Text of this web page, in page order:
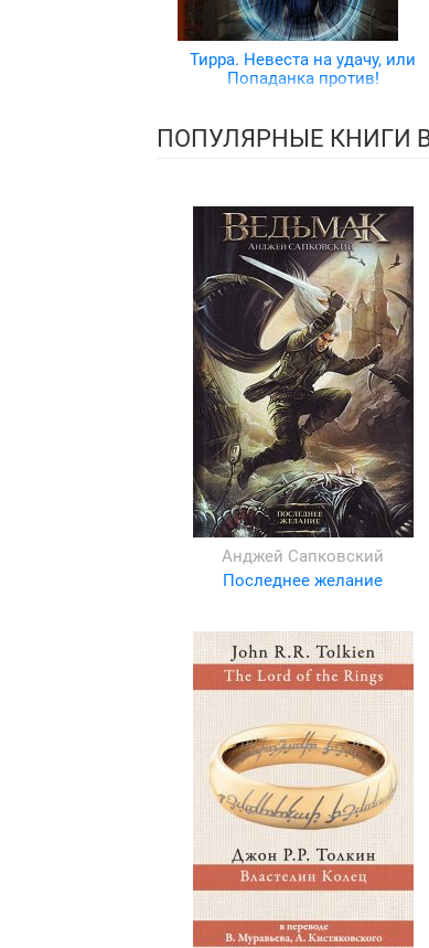
Тирра. Невеста на удачу, или
Попаданка против!
ПОПУЛЯРНЫЕ КНИГИ
Анджей Сапковский
Последнее желание